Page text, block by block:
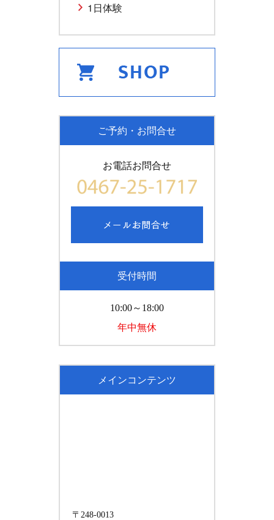
1日体験
ご予約・お問合せ
お電話お問合せ
受付時間
10:00～18:00
年中無休
メインコンテンツ
〒248-0013